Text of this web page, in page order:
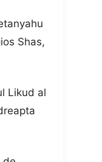
Shas,
Likud al